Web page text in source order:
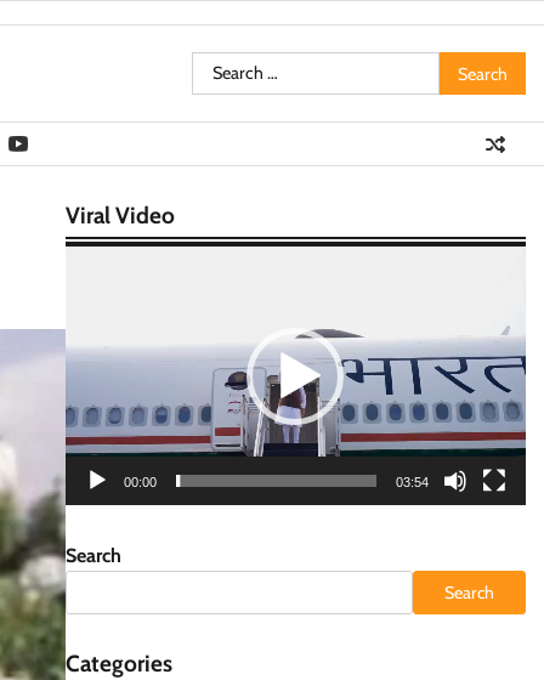
Search
for:
Viral Video
00:00 03:54
Search
Search
Categories